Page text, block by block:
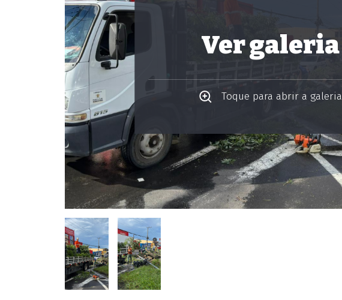
Ver galeria
Toque para abrir a galeria